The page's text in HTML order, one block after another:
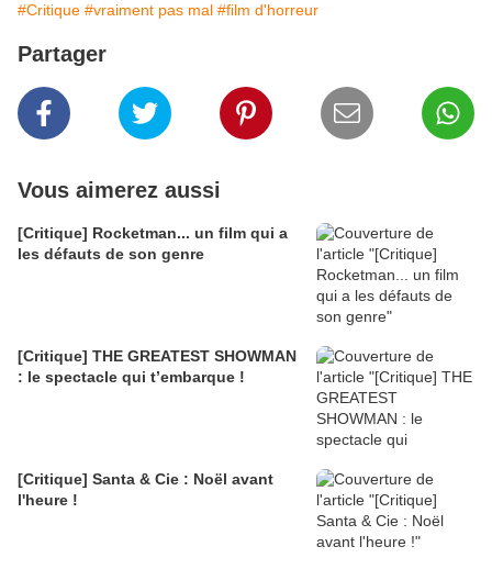
#Critique #vraiment pas mal #film d'horreur
Partager
Vous aimerez aussi
[Critique] Rocketman... un film qui a
les défauts de son genre
[Critique] THE GREATEST SHOWMAN
: le spectacle qui t’embarque !
[Critique] Santa & Cie : Noël avant
l'heure !